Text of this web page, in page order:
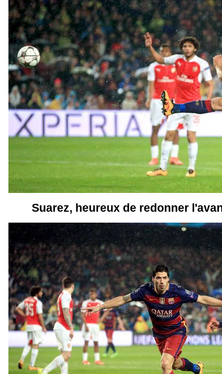
Suarez, heureux de redonner